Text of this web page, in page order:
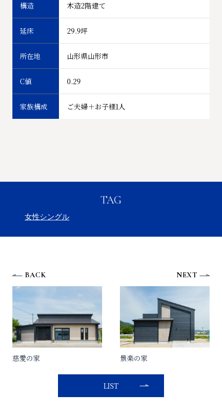
構造 木造2階建て
延床 29.9坪
所在地 山形県山形市
C値 0.29
家族構成 ご夫婦＋お子様1人
TAG
女性シングル
BACK
慈愛の家
NEXT
景楽の家
LIST